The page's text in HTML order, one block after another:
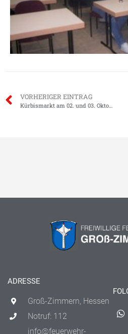
VORHERIGER EINTRAG
Kürbismarkt am 02. und 03. Oktober
ADRESSE
Groß-Zimmern, Hessen
Notruf: 112
info@feuerwehr-